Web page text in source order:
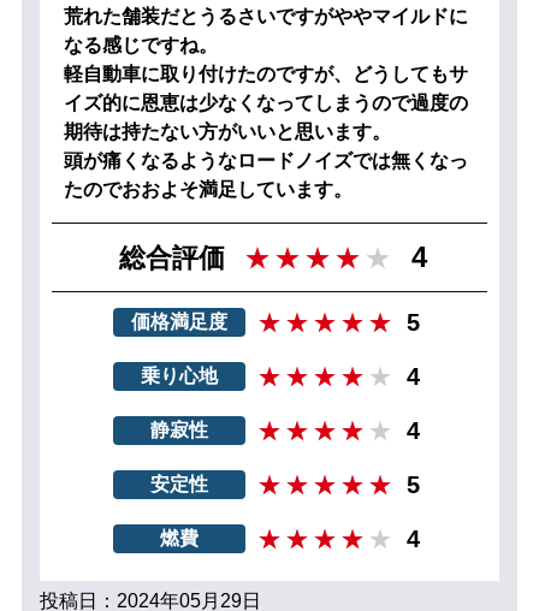
荒れた舗装だとうるさいですがややマイルドに
なる感じですね。
軽自動車に取り付けたのですが、どうしてもサ
イズ的に恩恵は少なくなってしまうので過度の
期待は持たない方がいいと思います。
頭が痛くなるようなロードノイズでは無くなっ
たのでおおよそ満足しています。
総合評価 4
価格満足度 5
乗り心地 4
静寂性 4
安定性 5
燃費 4
投稿日：2024年05月29日